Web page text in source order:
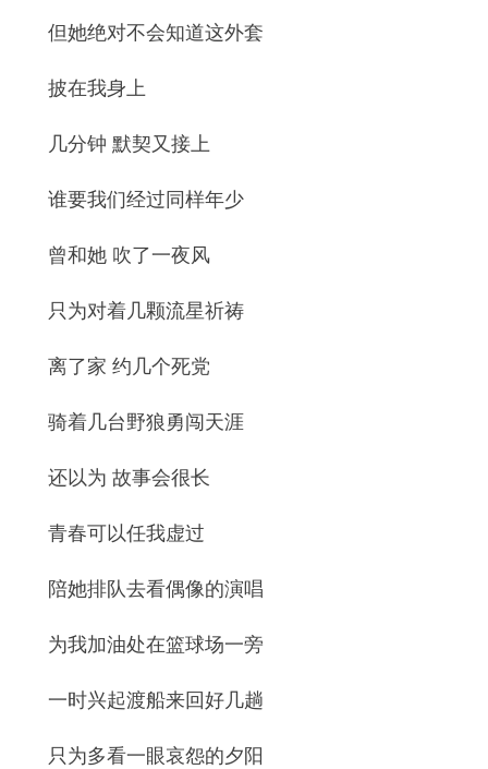
但她绝对不会知道这外套
披在我身上
几分钟 默契又接上
谁要我们经过同样年少
曾和她 吹了一夜风
只为对着几颗流星祈祷
离了家 约几个死党
骑着几台野狼勇闯天涯
还以为 故事会很长
青春可以任我虚过
陪她排队去看偶像的演唱
为我加油处在篮球场一旁
一时兴起渡船来回好几趟
只为多看一眼哀怨的夕阳